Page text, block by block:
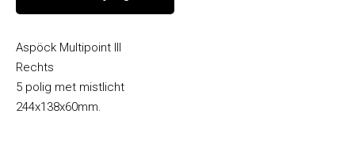
Aspöck Multipoint III
Rechts
5 polig met mistlicht
244x138x60mm.